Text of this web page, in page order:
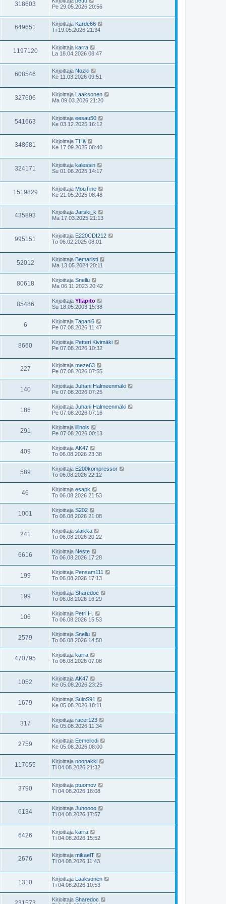
318603
Pe 29.05.2026 20:56
649651 Kirjoittaja Karde66
Ti 19.05.2026 21:34
1197120 Kirjoittaja karra
La 18.04.2026 08:47
608546 Kirjoittaja Nozki
Ke 11.03.2026 09:51
327606 Kirjoittaja Laaksonen
Ma 09.03.2026 21:20
541663 Kirjoittaja eesau50
Ke 03.12.2025 16:12
348681 Kirjoittaja THä
Ke 17.09.2025 08:40
324171 Kirjoittaja kalessin
Su 01.06.2025 14:17
1519829 Kirjoittaja MouTine
Ke 21.05.2025 08:48
435893 Kirjoittaja Jarski_k
Ma 17.03.2025 21:13
995151 Kirjoittaja E220CDI212
To 06.02.2025 08:01
52012 Kirjoittaja Bemaristi
Ma 13.05.2024 20:11
80618 Kirjoittaja Snellu
Ma 06.11.2023 20:42
85486 Kirjoittaja Ylläpito
Su 18.05.2003 15:38
6 Kirjoittaja Tapani6
Pe 07.08.2026 11:47
8660 Kirjoittaja Petteri Kivimäki
Pe 07.08.2026 10:32
227 Kirjoittaja meze63
Pe 07.08.2026 07:55
140 Kirjoittaja Juhani Halmeenmäki
Pe 07.08.2026 07:25
186 Kirjoittaja Juhani Halmeenmäki
Pe 07.08.2026 07:16
291 Kirjoittaja illinois
Pe 07.08.2026 00:13
409 Kirjoittaja AK47
To 06.08.2026 23:38
589 Kirjoittaja E200kompressor
To 06.08.2026 22:12
46 Kirjoittaja esapk
To 06.08.2026 21:53
1001 Kirjoittaja S202
To 06.08.2026 21:08
241 Kirjoittaja slaikka
To 06.08.2026 20:22
6616 Kirjoittaja Neste
To 06.08.2026 17:28
199 Kirjoittaja Pensam111
To 06.08.2026 17:13
199 Kirjoittaja Sharedoc
To 06.08.2026 16:29
106 Kirjoittaja Petri H.
To 06.08.2026 15:53
2579 Kirjoittaja Snellu
To 06.08.2026 14:50
470795 Kirjoittaja karra
To 06.08.2026 07:08
1052 Kirjoittaja AK47
Ke 05.08.2026 23:25
1679 Kirjoittaja SuloS91
Ke 05.08.2026 18:11
317 Kirjoittaja racer123
Ke 05.08.2026 11:34
2759 Kirjoittaja Eemelicdi
Ke 05.08.2026 08:00
117055 Kirjoittaja noonakki
Ti 04.08.2026 21:32
3790 Kirjoittaja ptuomov
Ti 04.08.2026 18:08
6134 Kirjoittaja Juhoooo
Ti 04.08.2026 17:57
6426 Kirjoittaja karra
Ti 04.08.2026 15:52
2676 Kirjoittaja mikaelT
Ti 04.08.2026 11:43
1310 Kirjoittaja Laaksonen
Ti 04.08.2026 10:53
Kirjoittaja Sharedoc